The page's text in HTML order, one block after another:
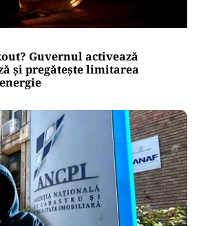
Guvernul activează
și pregătește limitarea